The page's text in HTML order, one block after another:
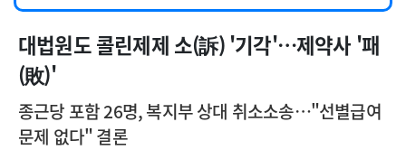
[영남대학교의료원] 마취통증의학과 임기제 임상의사 채용
대법원도 콜린제제 소(訴) '기각'…제약사 '패
(敗)'
종근당 포함 26명, 복지부 상대 취소소송…"선별급여
문제 없다" 결론